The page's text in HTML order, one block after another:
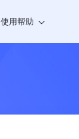
使用帮助